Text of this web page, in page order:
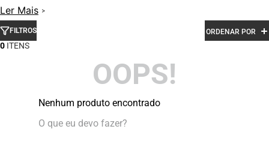
fabricação de calçados em couro legítimo.
Aqui você encontra
com acabamento
premium, design sofisticado e excelente durabilidade. São modelos
ideais para trabalho, eventos sociais, compromissos profissionais e uso
são produzidos comcouro legítimo
selecionados, garantindo melhor ajuste aos pés, resistência e
Rafarillo Alth , oferecendo opções com elevação interna para
quem busca mais altura com discrição e conforto.
Ler Mais
FILTROS ORDENAR POR
0
OOPS!
Nenhum produto encontrado
O que eu devo fazer?